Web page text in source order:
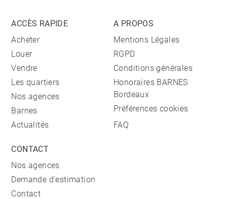
ACCÈS RAPIDE
Acheter
Louer
Vendre
Les quartiers
Nos agences
Barnes
Actualités
A PROPOS
Mentions Légales
RGPD
Conditions générales
Honoraires BARNES
Bordeaux
Préférences cookies
FAQ
CONTACT
Nos agences
Demande d'estimation
Contact